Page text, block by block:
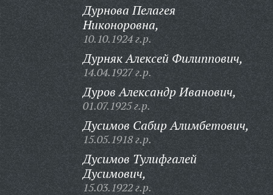
Дурнова Пелагея
Никоноровна,
10.10.1924 г.р.
Дурняк Алексей Филиппович,
14.04.1927 г.р.
Дуров Александр Иванович,
01.07.1925 г.р.
Дусимов Сабир Алимбетович,
15.05.1918 г.р.
Дусимов Тулифгалей
Дусимович,
15.03.1922 г.р.